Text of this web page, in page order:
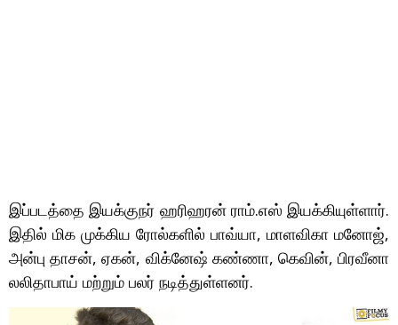
இப்படத்தை இயக்குநர் ஹரிஹரன் ராம்.எஸ் இயக்கியுள்ளார்.
இதில் மிக முக்கிய ரோல்களில் பாவ்யா, மாளவிகா மனோஜ்,
அன்பு தாசன், ஏகன், விக்னேஷ் கண்ணா, கெவின், பிரவீனா
லலிதாபாய் மற்றும் பலர் நடித்துள்ளனர்.